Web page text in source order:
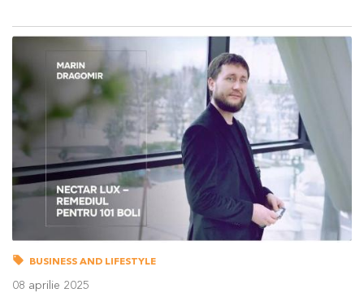
BUSINESS AND LIFESTYLE
08 aprilie 2025